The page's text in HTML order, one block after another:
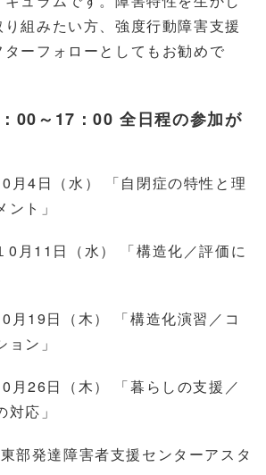
組みたい方、強度行動障害支援
ーフォローとしてもお勧めで
00～17：00 全日程の参加が
月4日（水） 「自閉症の特性と理
ト」
0月11日（水） 「構造化／評価に
月19日（木） 「構造化演習／コ
ョン」
月26日（木） 「暮らしの支援／
応」
部発達障害者支援センターアスタ